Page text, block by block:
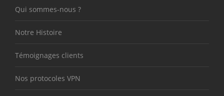
Qui sommes-nous ?
Notre Histoire
Témoignages clients
Nos protocoles VPN